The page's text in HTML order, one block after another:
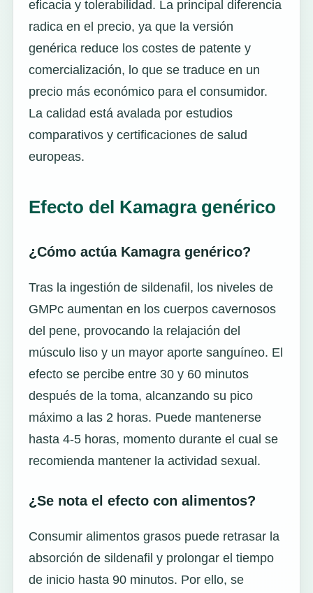
eficacia y tolerabilidad. La principal diferencia
radica en el precio, ya que la versión
genérica reduce los costes de patente y
comercialización, lo que se traduce en un
precio más económico para el consumidor.
La calidad está avalada por estudios
comparativos y certificaciones de salud
europeas.
Efecto del Kamagra genérico
¿Cómo actúa Kamagra genérico?
Tras la ingestión de sildenafil, los niveles de
GMPc aumentan en los cuerpos cavernosos
del pene, provocando la relajación del
músculo liso y un mayor aporte sanguíneo. El
efecto se percibe entre 30 y 60 minutos
después de la toma, alcanzando su pico
máximo a las 2 horas. Puede mantenerse
hasta 4-5 horas, momento durante el cual se
recomienda mantener la actividad sexual.
¿Se nota el efecto con alimentos?
Consumir alimentos grasos puede retrasar la
absorción de sildenafil y prolongar el tiempo
de inicio hasta 90 minutos. Por ello, se